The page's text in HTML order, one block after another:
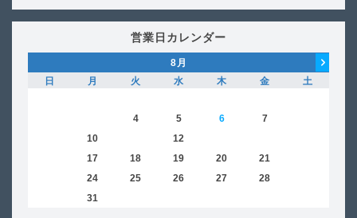
営業日カレンダー
8 月
日
月 火 水 木 金
土
4 5 6 7
10 12
17 18 19 20 21
24 25 26 27 28
31